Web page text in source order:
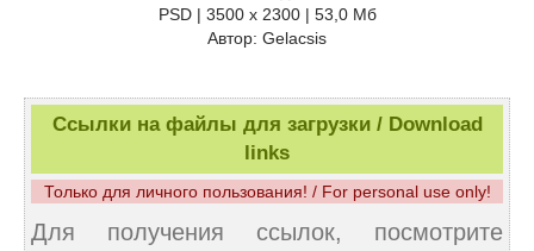
PSD | 3500 x 2300 | 53,0 Мб
Автор: Gelacsis
Ссылки на файлы для загрузки / Download
links
Только для личного пользования! / For personal use only!
Для получения ссылок, посмотрите